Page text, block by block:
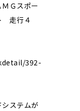
Ｇスポー
走行４
392-
ステムが